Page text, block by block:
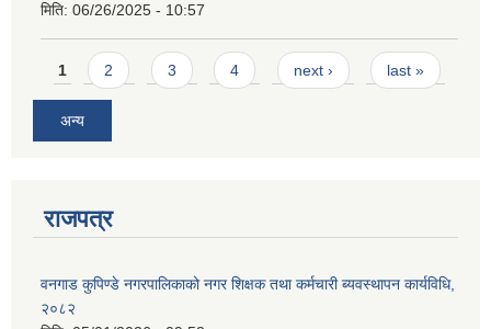
मिति: 06/26/2025 - 10:57
Pages
1 2 3 4 next › last »
अन्य
राजपत्र
वनगाड कुपिण्डे नगरपालिकाको नगर शिक्षक तथा कर्मचारी ब्यवस्थापन कार्यविधि,
२०८२